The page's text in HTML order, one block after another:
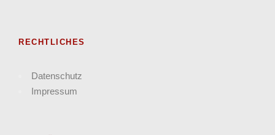
RECHTLICHES
Datenschutz
Impressum